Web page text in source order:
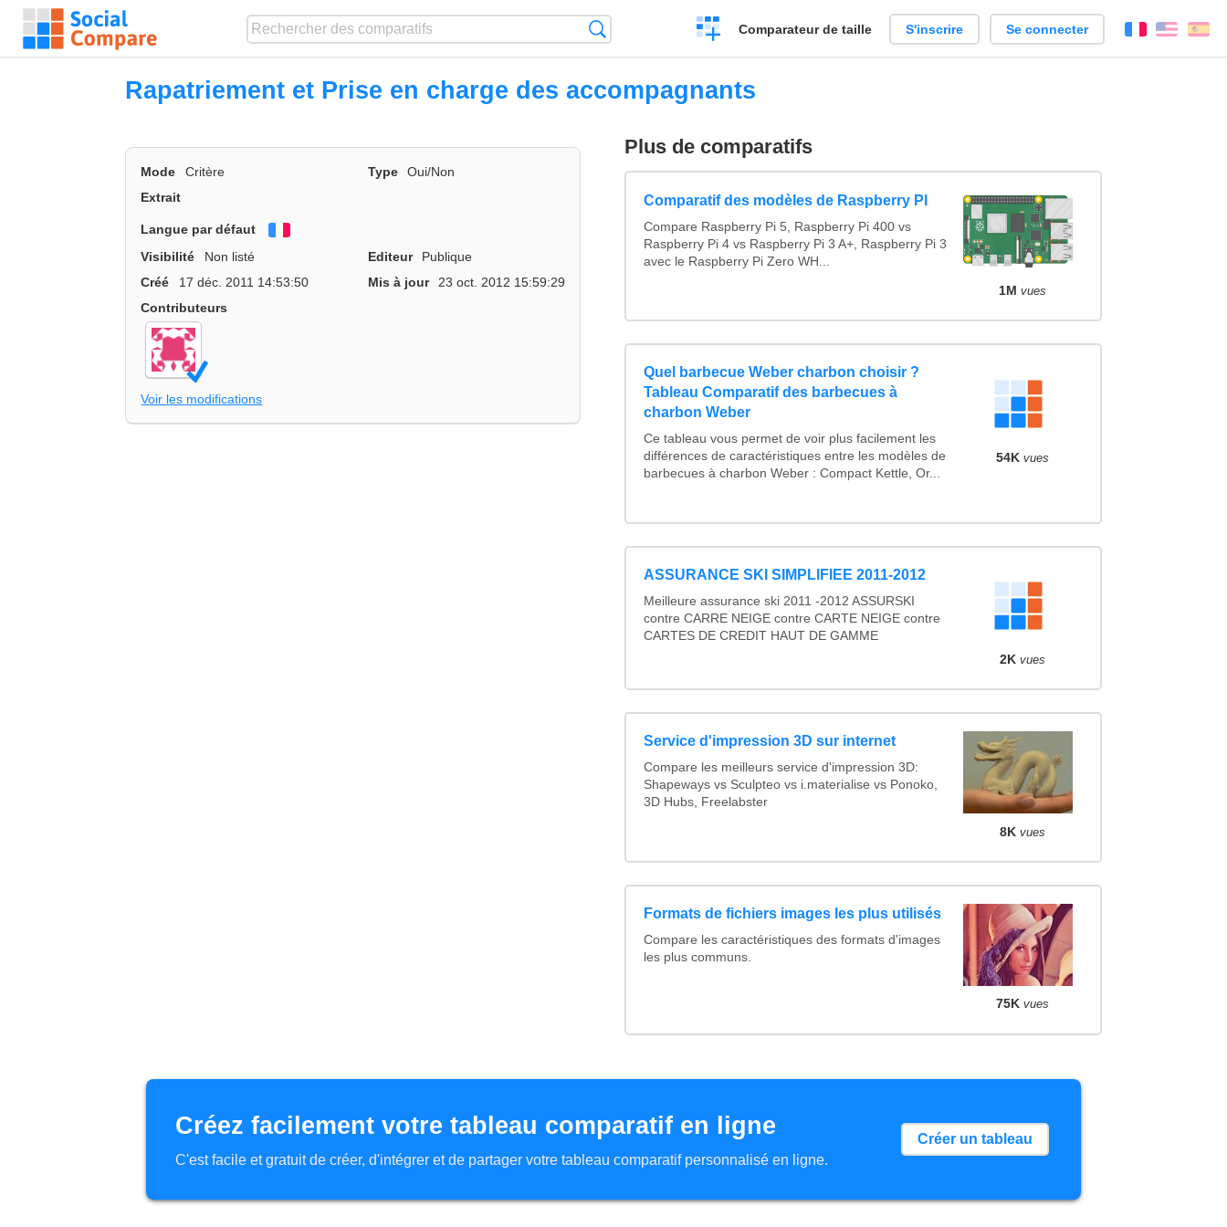
Créer
un
Comparateur de taille S'inscrire Se connecter FrançaisEnglish
Rapatriement et Prise en charge des accompagnants
Mode Critère Type
Oui/Non
Extrait
Langue par défaut
Visibilité
Non listé Editeur
Publique
Créé
17 déc. 2011 14:53:50 Mis à jour
23 oct. 2012 15:59:29
Contributeurs
Voir les modifications
Plus de comparatifs
Comparatif des modèles de Raspberry PI
Compare Raspberry Pi 5, Raspberry Pi 400 vs
Raspberry Pi 4 vs Raspberry Pi 3 A+, Raspberry Pi 3
avec le Raspberry Pi Zero WH...
1M vues
Quel barbecue Weber charbon choisir ?
Tableau Comparatif des barbecues à
charbon Weber
Ce tableau vous permet de voir plus facilement les
différences de caractéristiques entre les modèles de
barbecues à charbon Weber : Compact Kettle, Or...
54K vues
ASSURANCE SKI SIMPLIFIEE 2011-2012
Meilleure assurance ski 2011 -2012 ASSURSKI
contre CARRE NEIGE contre CARTE NEIGE contre
CARTES DE CREDIT HAUT DE GAMME
2K vues
Service d'impression 3D sur internet
Compare les meilleurs service d'impression 3D:
Shapeways vs Sculpteo vs i.materialise vs Ponoko,
3D Hubs, Freelabster
8K vues
Formats de fichiers images les plus utilisés
Compare les caractéristiques des formats d'images
les plus communs.
75K vues
Créez facilement votre tableau comparatif en ligne
C'est facile et gratuit de créer, d'intégrer et de partager votre tableau comparatif personnalisé en ligne.
Créer un tableau